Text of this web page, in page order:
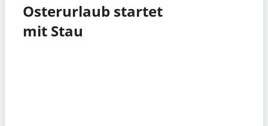
Osterurlaub startet
mit Stau